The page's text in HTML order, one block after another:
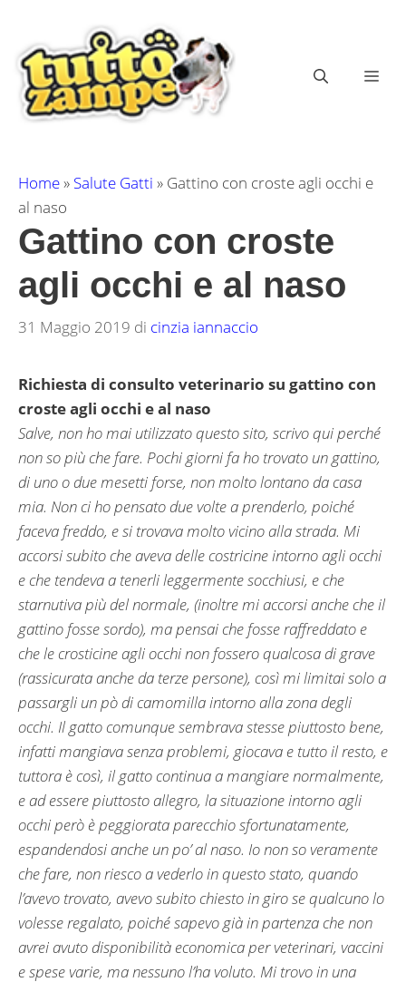
contenuto
Home» Salute Gatti » Gattino con croste agli occhi e
al naso
Gattino con croste
agli occhi e al naso
31 Maggio 2019 di cinzia iannaccio
Richiesta di consulto veterinario su gattino con
croste agli occhi e al naso
Salve, non ho mai utilizzato questo sito, scrivo qui perché
non so più che fare. Pochi giorni fa ho trovato un gattino,
di uno o due mesetti forse, non molto lontano da casa
mia. Non ci ho pensato due volte a prenderlo, poiché
faceva freddo, e si trovava molto vicino alla strada. Mi
accorsi subito che aveva delle costricine intorno agli occhi
e che tendeva a tenerli leggermente socchiusi, e che
starnutiva più del normale, (inoltre mi accorsi anche che il
gattino fosse sordo), ma pensai che fosse raffreddato e
che le crosticine agli occhi non fossero qualcosa di grave
(rassicurata anche da terze persone), così mi limitai solo a
passargli un pò di camomilla intorno alla zona degli
occhi. Il gatto comunque sembrava stesse piuttosto bene,
infatti mangiava senza problemi, giocava e tutto il resto, e
tuttora è così, il gatto continua a mangiare normalmente,
e ad essere piuttosto allegro, la situazione intorno agli
occhi però è peggiorata parecchio sfortunatamente,
espandendosi anche un po’ al naso. Io non so veramente
che fare, non riesco a vederlo in questo stato, quando
l’avevo trovato, avevo subito chiesto in giro se qualcuno lo
volesse regalato, poiché sapevo già in partenza che non
avrei avuto disponibilità economica per veterinari, vaccini
e spese varie, ma nessuno l’ha voluto. Mi trovo in una